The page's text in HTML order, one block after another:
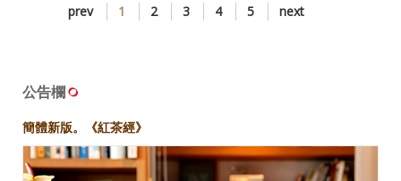
6142 Day6 Split─Green
prev 1 2 3 4 5 next
公告欄
簡體新版。《紅茶經》